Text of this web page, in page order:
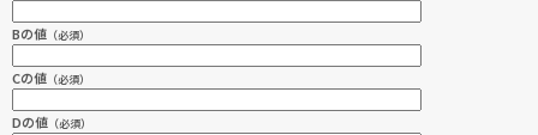
Bの値 （必須）
Cの値 （必須）
Dの値 （必須）